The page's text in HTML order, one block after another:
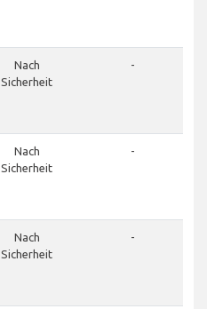
Nach
Sicherheit
-
Nach
Sicherheit
-
Nach
Sicherheit
-